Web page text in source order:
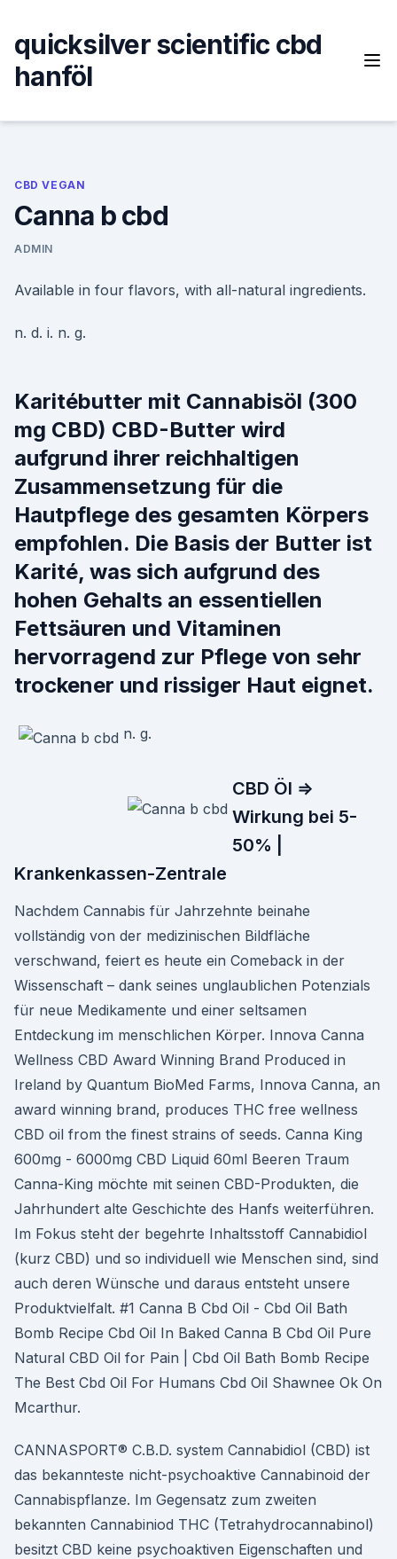
content
quicksilver scientific cbd
hanföl
CBD VEGAN
Canna b cbd
ADMIN
Available in four flavors, with all-natural ingredients.
n. d. i. n. g.
Karitébutter mit Cannabisöl (300
mg CBD) CBD-Butter wird
aufgrund ihrer reichhaltigen
Zusammensetzung für die
Hautpflege des gesamten Körpers
empfohlen. Die Basis der Butter ist
Karité, was sich aufgrund des
hohen Gehalts an essentiellen
Fettsäuren und Vitaminen
hervorragend zur Pflege von sehr
trockener und rissiger Haut eignet.
n. g.
CBD Öl ⇒
Wirkung bei 5-
50% |
Krankenkassen-Zentrale
Nachdem Cannabis für Jahrzehnte beinahe
vollständig von der medizinischen Bildfläche
verschwand, feiert es heute ein Comeback in der
Wissenschaft – dank seines unglaublichen Potenzials
für neue Medikamente und einer seltsamen
Entdeckung im menschlichen Körper. Innova Canna
Wellness CBD Award Winning Brand Produced in
Ireland by Quantum BioMed Farms, Innova Canna, an
award winning brand, produces THC free wellness
CBD oil from the finest strains of seeds. Canna King
600mg - 6000mg CBD Liquid 60ml Beeren Traum
Canna-King möchte mit seinen CBD-Produkten, die
Jahrhundert alte Geschichte des Hanfs weiterführen.
Im Fokus steht der begehrte Inhaltsstoff Cannabidiol
(kurz CBD) und so individuell wie Menschen sind, sind
auch deren Wünsche und daraus entsteht unsere
Produktvielfalt. #1 Canna B Cbd Oil - Cbd Oil Bath
Bomb Recipe Cbd Oil In Baked Canna B Cbd Oil Pure
Natural CBD Oil for Pain | Cbd Oil Bath Bomb Recipe
The Best Cbd Oil For Humans Cbd Oil Shawnee Ok On
Mcarthur.
CANNASPORT® C.B.D. system Cannabidiol (CBD) ist
das bekannteste nicht-psychoaktive Cannabinoid der
Cannabispflanze. Im Gegensatz zum zweiten
bekannten Cannabiniod THC (Tetrahydrocannabinol)
besitzt CBD keine psychoaktiven Eigenschaften und